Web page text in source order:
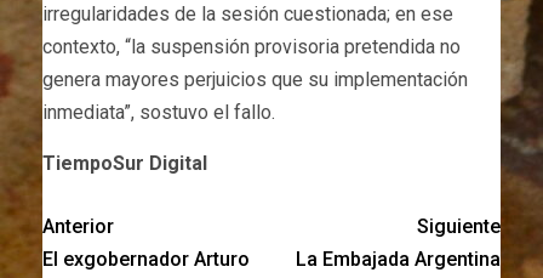
irregularidades de la sesión cuestionada; en ese
contexto, “la suspensión provisoria pretendida no
genera mayores perjuicios que su implementación
inmediata”, sostuvo el fallo.
TiempoSur Digital
Anterior
El exgobernador Arturo
Siguiente
La Embajada Argentina